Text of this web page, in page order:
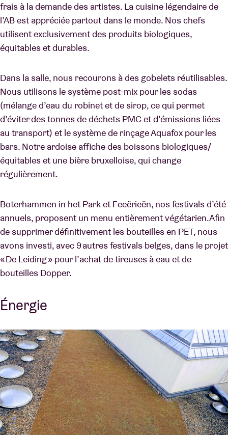
frais à la demande des artistes. La cuisine légendaire de
l’AB est appréciée partout dans le monde. Nos chefs
utilisent exclusivement des produits biologiques,
équitables et durables.
Dans la salle, nous recourons à des gobelets réutilisables.
Nous utilisons le système post-mix pour les sodas
(mélange d’eau du robinet et de sirop, ce qui permet
d’éviter des tonnes de déchets PMC et d’émissions liées
au transport) et le système de rinçage Aquafox pour les
bars. Notre ardoise affiche des boissons biologiques/
équitables et une bière bruxelloise, qui change
régulièrement.
Boterhammen in het Park et Feeërieën, nos festivals d’été
annuels, proposent un menu entièrement végétarien. Afin
de supprimer définitivement les bouteilles en PET, nous
avons investi, avec 9 autres festivals belges, dans le projet
« De Leiding » pour l’achat de tireuses à eau et de
bouteilles Dopper.
Énergie